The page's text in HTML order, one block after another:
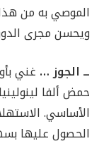
الموصي به من
ويحسن مجرى
ــ الجوز …
الحصول عليها بسهولة